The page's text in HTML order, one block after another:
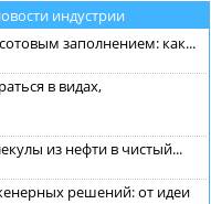
индустрии
заполнением: как...
в видах,
из нефти в чистый...
решений: от идеи